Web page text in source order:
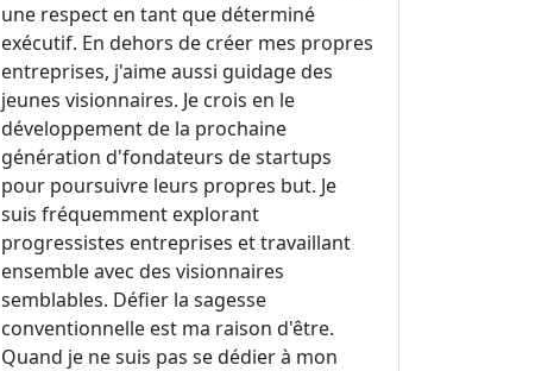
une respect en tant que déterminé
exécutif. En dehors de créer mes propres
entreprises, j'aime aussi guidage des
jeunes visionnaires. Je crois en le
développement de la prochaine
génération d'fondateurs de startups
pour poursuivre leurs propres but. Je
suis fréquemment explorant
progressistes entreprises et travaillant
ensemble avec des visionnaires
semblables. Défier la sagesse
conventionnelle est ma raison d'être.
Quand je ne suis pas se dédier à mon